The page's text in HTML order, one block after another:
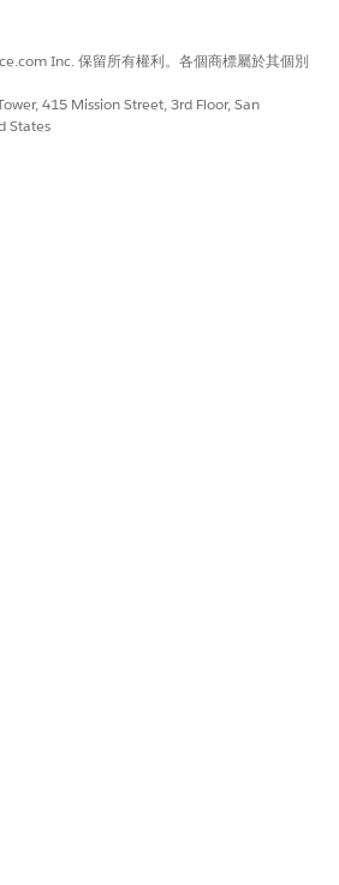
Inc. 保留所有權利。各個商標屬於其個別
415 Mission Street, 3rd Floor, San
States